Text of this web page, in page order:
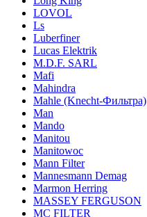
LOVOL
Ls
Luberfiner
Lucas Elektrik
M.D.F. SARL
Mafi
Mahindra
Mahle (Knecht-Фильтра)
Man
Mando
Manitou
Manitowoc
Mann Filter
Mannesmann Demag
Marmon Herring
MASSEY FERGUSON
MC FILTER